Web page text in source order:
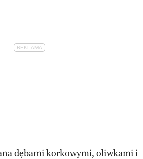
dębami korkowymi, oliwkami i